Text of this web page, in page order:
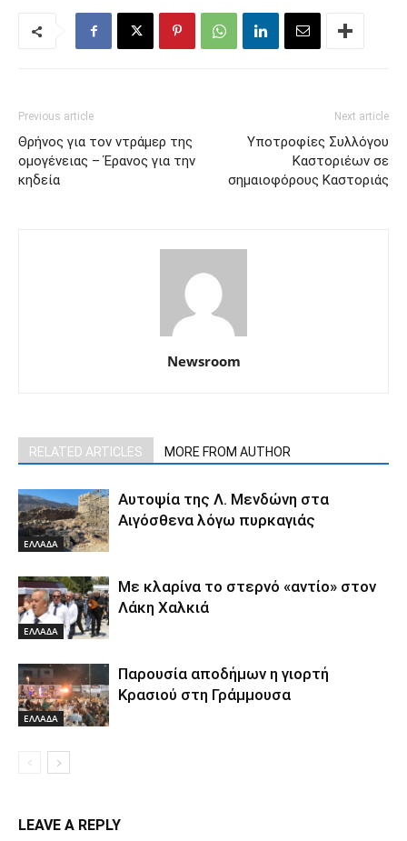
Previous article
Θρήνος για τον ντράμερ της
ομογένειας – Έρανος για την
κηδεία
Next article
Υποτροφίες Συλλόγου
Καστοριέων σε
σημαιοφόρους Καστοριάς
Newsroom
RELATED ARTICLES MORE FROM AUTHOR
ΕΛΛΑΔΑ
Αυτοψία της Λ. Μενδώνη στα
Αιγόσθενα λόγω πυρκαγιάς
ΕΛΛΑΔΑ
Με κλαρίνα το στερνό «αντίο» στον
Λάκη Χαλκιά
ΕΛΛΑΔΑ
Παρουσία αποδήμων η γιορτή
Κρασιού στη Γράμμουσα
LEAVE A REPLY